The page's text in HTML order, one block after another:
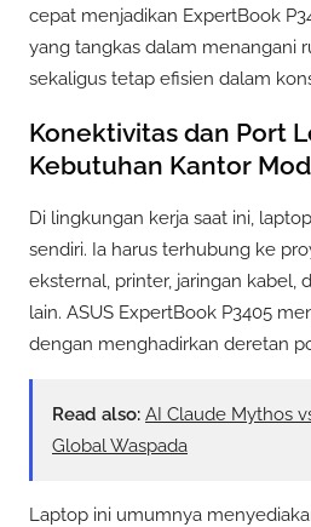
cepat menjadikan ExpertBook
yang tangkas dalam menangani
sekaligus tetap efisien dalam
Konektivitas dan Port
Kebutuhan Kantor
Di lingkungan kerja saat ini,
sendiri. Ia harus terhubung ke
eksternal, printer, jaringan kabel,
lain. ASUS ExpertBook P3405
dengan menghadirkan deretan
Read also: AI Claude Mythos
Global Waspada
Laptop ini umumnya